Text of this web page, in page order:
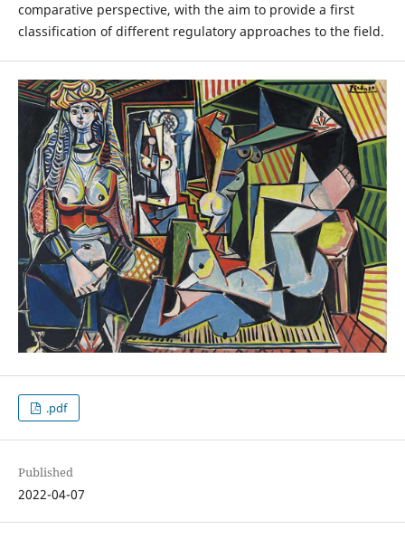
comparative perspective, with the aim to provide a first
classification of different regulatory approaches to the field.
.pdf
Published
2022-04-07